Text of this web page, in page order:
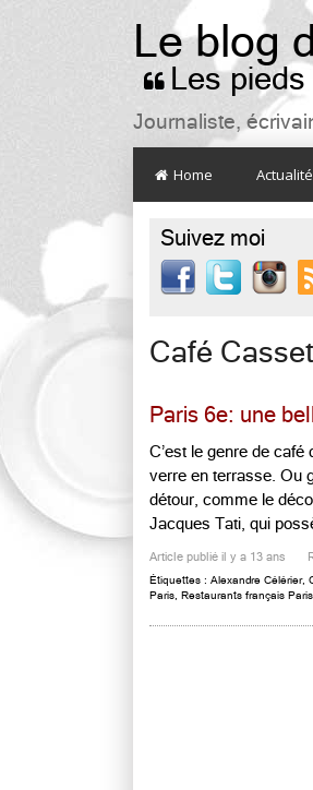
Le blog
 Les
Journaliste,
Home
Suivez moi
Café
Paris 6e: une
C’est le genre de café
verre en terrasse. Ou
détour, comme le
Jacques Tati, qui
Article publié il y a 13 ans
Étiquettes : Alexandre Célérier,
Paris Restaurants français Paris